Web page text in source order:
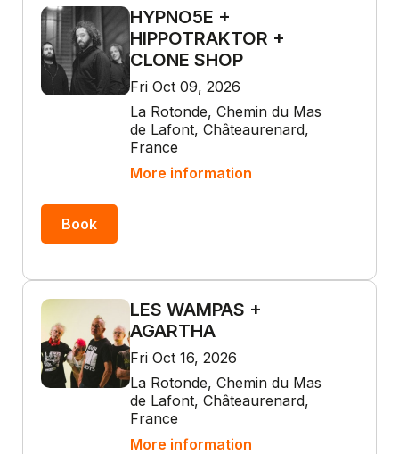
HYPNO5E +
HIPPOTRAKTOR +
CLONE SHOP
Fri Oct 09, 2026
La Rotonde, Chemin du Mas
de Lafont, Châteaurenard,
France
More information
Book
LES WAMPAS +
AGARTHA
Fri Oct 16, 2026
La Rotonde, Chemin du Mas
de Lafont, Châteaurenard,
France
More information